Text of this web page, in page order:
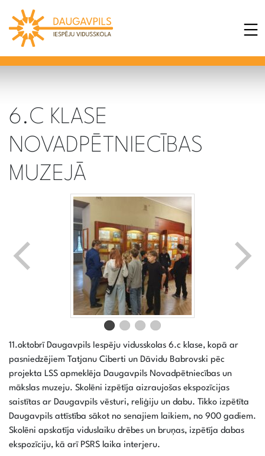
6.C KLASE
NOVADPĒTNIECĪBAS
MUZEJĀ
11.oktobrī Daugavpils Iespēju vidusskolas 6.c klase, kopā ar
pasniedzējiem Tatjanu Ciberti un Dāvidu Babrovski pēc
projekta LSS apmeklēja Daugavpils Novadpētniecības un
mākslas muzeju. Skolēni izpētīja aizraujošas ekspozīcijas
saistītas ar Daugavpils vēsturi, reliģiju un dabu. Tikko izpētīta
Daugavpils attīstība sākot no senajiem laikiem, no 900 gadiem.
Skolēni apskatīja viduslaiku drēbes un bruņas, izpētīja dabas
ekspozīciju, kā arī PSRS laika interjeru.